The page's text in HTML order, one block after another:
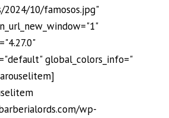
10/famosos.jpg"
global_colors_info="
wp-